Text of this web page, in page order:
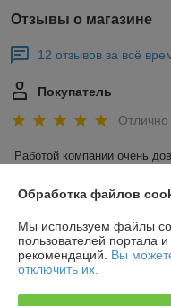
Отзывы о магазине
12 отзывов за всё
Покупатель
Отлично
Работой компании очень
Сделка подтверждена
Покупатель
Обработка файлов
Мы используем файлы
пользователей портала
рекомендаций. Вы
отключить их.